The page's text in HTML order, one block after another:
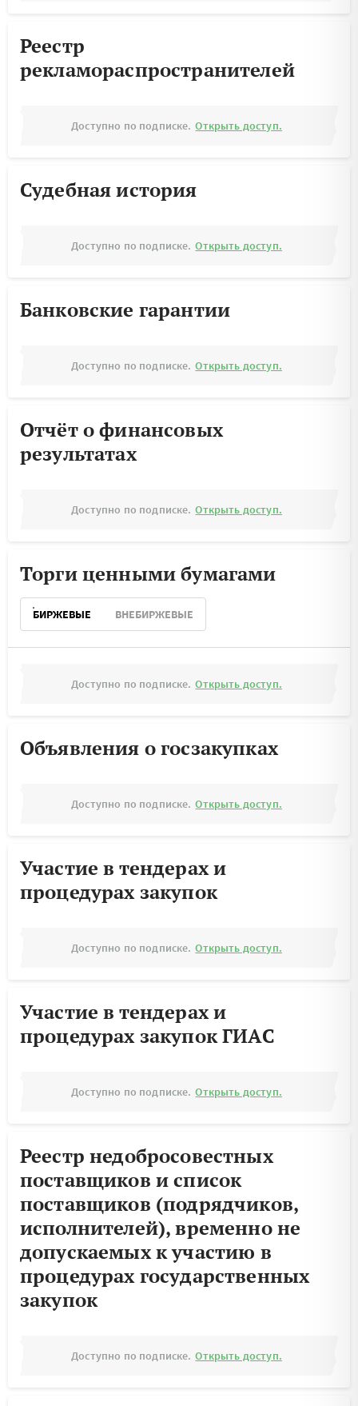
Реестр
рекламораспространителей
Доступно по подписке. Открыть доступ.
Судебная история
Доступно по подписке. Открыть доступ.
Банковские гарантии
Доступно по подписке. Открыть доступ.
Отчёт о финансовых
результатах
Доступно по подписке. Открыть доступ.
Торги ценными бумагами
БИРЖЕВЫЕ ВНЕБИРЖЕВЫЕ
Доступно по подписке. Открыть доступ.
Объявления о госзакупках
Доступно по подписке. Открыть доступ.
Участие в тендерах и
процедурах закупок
Доступно по подписке. Открыть доступ.
Участие в тендерах и
процедурах закупок ГИАС
Доступно по подписке. Открыть доступ.
Реестр недобросовестных
поставщиков и список
поставщиков (подрядчиков,
исполнителей), временно не
допускаемых к участию в
процедурах государственных
закупок
Доступно по подписке. Открыть доступ.